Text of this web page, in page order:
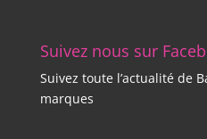
Suivez nous sur
Suivez toute l’actualité de
marques